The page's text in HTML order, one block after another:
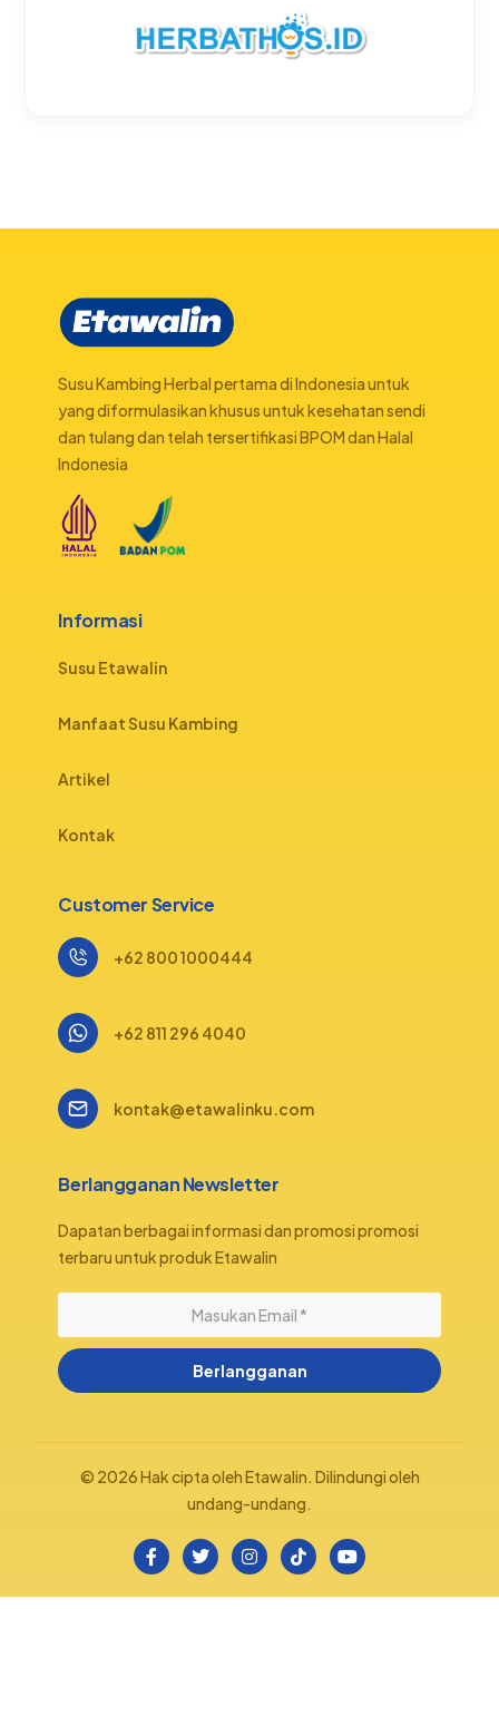
Susu Kambing Herbal pertama di Indonesia untuk
yang diformulasikan khusus untuk kesehatan sendi
dan tulang dan telah tersertifikasi BPOM dan Halal
Indonesia
Informasi
Susu Etawalin
Manfaat Susu Kambing
Artikel
Kontak
Customer Service
+62 800 1000444
+62 811 296 4040
kontak@etawalinku.com
Berlangganan Newsletter
Dapatan berbagai informasi dan promosi promosi
terbaru untuk produk Etawalin
Berlangganan
© 2026 Hak cipta oleh Etawalin. Dilindungi oleh
undang-undang.